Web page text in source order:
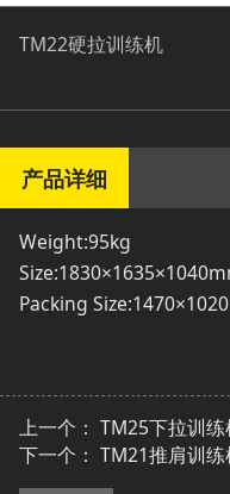
TM22硬拉训练机
产品详细
Weight:95kg
Packing
上一个： TM25下拉训练
下一个： TM21推肩训练